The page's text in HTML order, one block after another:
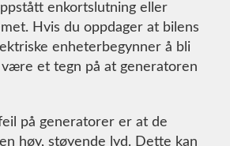
enkortslutning eller
Hvis du oppdager at bilens
enheterbegynner å bli
et tegn på at generatoren
på generatorer er at de
høy, støyende lyd. Dette kan